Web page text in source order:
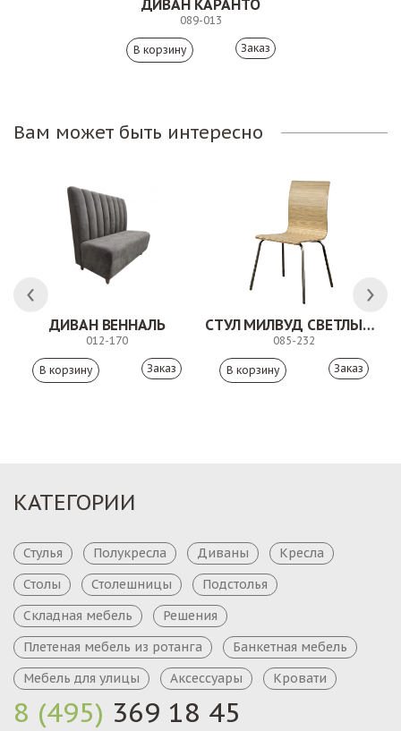
ДИВАН КАРАНТО
089-013
Заказ
Вам может быть интересно
ДИВАН ВЕННАЛЬ
012-170
Заказ
СТУЛ МИЛВУД СВЕТЛЫЙ ШЕЛК
085-232
Заказ
8 (495) 369 18 45
КАТЕГОРИИ
Стулья Полукресла Диваны
Кресла
Столы
Столешницы
Подстолья
Складная мебель
Решения
Плетеная мебель из ротанга
Банкетная мебель
Мебель для улицы
Аксессуары Кровати